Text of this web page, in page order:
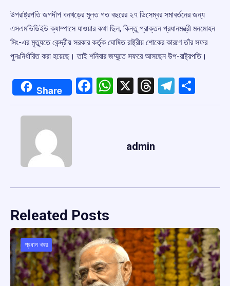
উপরাষ্ট্রপতি জগদীপ ধনখড়ের মূলত গত বছরের ২৭ ডিসেম্বর সমাবর্তনের জন্য
এসএমভিডিইউ ক্যাম্পাসে যাওয়ার কথা ছিল, কিন্তু প্রাক্তন প্রধানমন্ত্রী মনমোহন
সিং-এর মৃত্যুতে কেন্দ্রীয় সরকার কর্তৃক ঘোষিত রাষ্ট্রীয় শোকের কারণে তাঁর সফর
পুনঃনির্ধারিত করা হয়েছে। তাই শনিবার জম্মুতে সফরে আসছেন উপ-রাষ্ট্রপতি।
Share Facebook
WhatsApp
X Threads
admin
Releated Posts
প্রধান খবর